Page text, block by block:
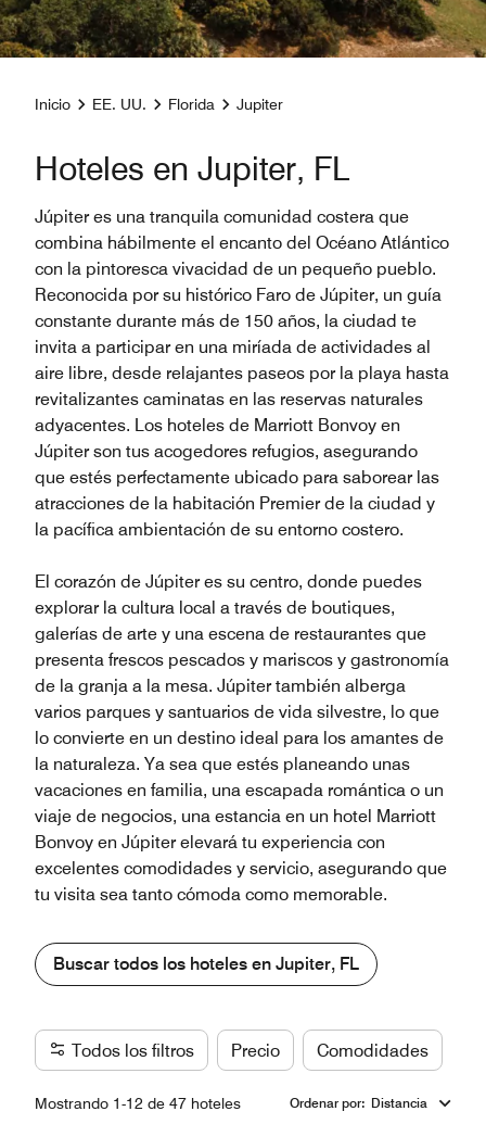
Inicio EE. UU. Florida Jupiter
Hoteles en Jupiter, FL
Júpiter es una tranquila comunidad costera que
combina hábilmente el encanto del Océano Atlántico
con la pintoresca vivacidad de un pequeño pueblo.
Reconocida por su histórico Faro de Júpiter, un guía
constante durante más de 150 años, la ciudad te
invita a participar en una miríada de actividades al
aire libre, desde relajantes paseos por la playa hasta
revitalizantes caminatas en las reservas naturales
adyacentes. Los hoteles de Marriott Bonvoy en
Júpiter son tus acogedores refugios, asegurando
que estés perfectamente ubicado para saborear las
atracciones de la habitación Premier de la ciudad y
la pacífica ambientación de su entorno costero.
El corazón de Júpiter es su centro, donde puedes
explorar la cultura local a través de boutiques,
galerías de arte y una escena de restaurantes que
presenta frescos pescados y mariscos y gastronomía
de la granja a la mesa. Júpiter también alberga
varios parques y santuarios de vida silvestre, lo que
lo convierte en un destino ideal para los amantes de
la naturaleza. Ya sea que estés planeando unas
vacaciones en familia, una escapada romántica o un
viaje de negocios, una estancia en un hotel Marriott
Bonvoy en Júpiter elevará tu experiencia con
excelentes comodidades y servicio, asegurando que
tu visita sea tanto cómoda como memorable.
Buscar todos los hoteles en Jupiter, FL
Todos los filtros Precio Comodidades
Mostrando 1-12 de 47 hoteles Ordenar por: Distancia